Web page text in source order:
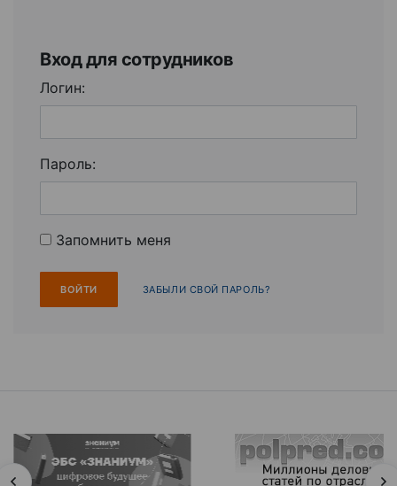
Вход для сотрудников
Логин:
Пароль:
Запомнить меня
ЗАБЫЛИ СВОЙ ПАРОЛЬ?